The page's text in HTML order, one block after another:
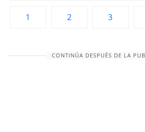
1 2 3
CONTINÚA DESPUÉS DE LA